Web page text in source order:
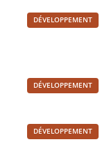
DÉVELOPPEMENT
DÉVELOPPEMENT
DÉVELOPPEMENT